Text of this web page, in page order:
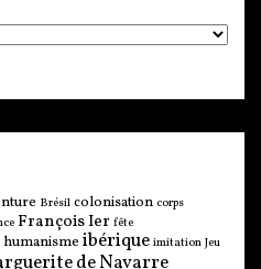
Brésil colonisation corps
François Ier fête
humanisme ibérique imitation Jeu
de Navarre